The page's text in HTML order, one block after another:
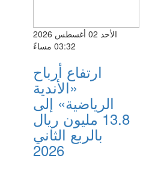
الأحد 02 أغسطس 2026
03:32 مساءً
ارتفاع أرباح
«الأندية
الرياضية» إلى
13.8 مليون ريال
بالربع الثاني
2026